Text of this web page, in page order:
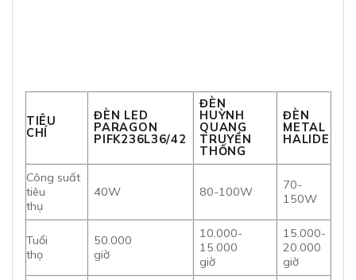
TIÊU
CHÍ
ĐÈN LED
PARAGON
PIFK236L36/42
ĐÈN
HUỲNH
QUANG
TRUYỀN
THỐNG
ĐÈN
METAL
HALIDE
Công suất
tiêu
thụ
40W 80-100W
70-
150W
Tuổi
thọ
50.000
giờ
10.000-
15.000
giờ
15.000-
20.000
giờ